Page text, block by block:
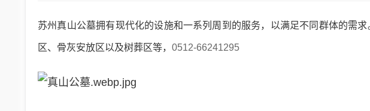
苏州真山公墓拥有现代化的设施和一系列周到的服务，以满足不同群体的需
区、骨灰安放区以及树葬区等， 0512-66241295